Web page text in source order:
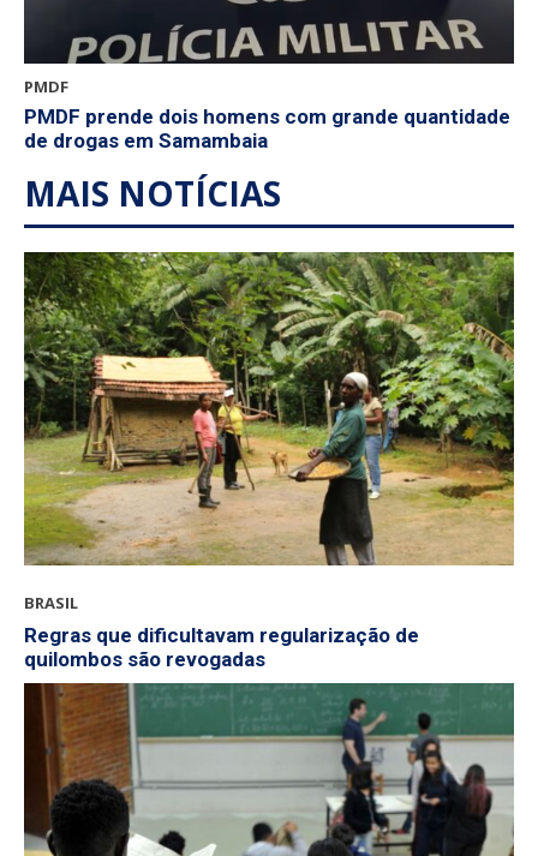
PMDF
PMDF prende dois homens com grande quantidade
de drogas em Samambaia
MAIS NOTÍCIAS
BRASIL
Regras que dificultavam regularização de
quilombos são revogadas